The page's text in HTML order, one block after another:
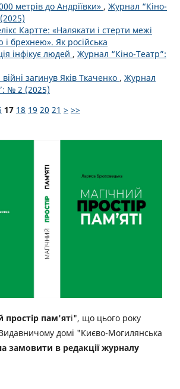
метрів до Андріївки» , Журнал “Кіно-
Картте: «Налякати і стерти межі
брехнею». Як російська
інфікує людей , Журнал “Кіно-Театр”:
загинув Яків Ткаченко , Журнал
№ 2 (2025)
17 18 19 20 21 > >>
простір пам'яті", що цього року
домі "Києво-Могилянська
замовити в редакції журналу